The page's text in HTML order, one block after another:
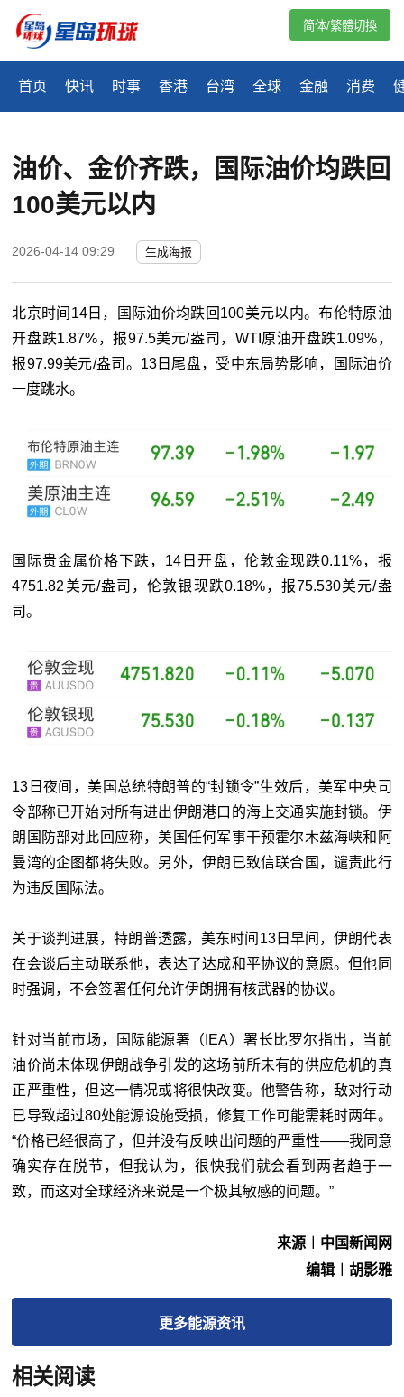
首页 快讯 时事 香港 台湾 全球 金融 消费
简体/繁體切換
油价、金价齐跌，国际油价均跌回
100美元以内
2026-04-14 09:29 生成海报
北京时间14日，国际油价均跌回100美元以内。布伦特原油
开盘跌1.87%，报97.5美元/盎司，WTI原油开盘跌1.09%，
报97.99美元/盎司。13日尾盘，受中东局势影响，国际油价
一度跳水。
国际贵金属价格下跌，14日开盘，伦敦金现跌0.11%，报
4751.82美元/盎司，伦敦银现跌0.18%，报75.530美元/盎
司。
13日夜间，美国总统特朗普的“封锁令”生效后，美军中央司
令部称已开始对所有进出伊朗港口的海上交通实施封锁。伊
朗国防部对此回应称，美国任何军事干预霍尔木兹海峡和阿
曼湾的企图都将失败。另外，伊朗已致信联合国，谴责此行
为违反国际法。
关于谈判进展，特朗普透露，美东时间13日早间，伊朗代表
在会谈后主动联系他，表达了达成和平协议的意愿。但他同
时强调，不会签署任何允许伊朗拥有核武器的协议。
针对当前市场，国际能源署（IEA）署长比罗尔指出，当前
油价尚未体现伊朗战争引发的这场前所未有的供应危机的真
正严重性，但这一情况或将很快改变。他警告称，敌对行动
已导致超过80处能源设施受损，修复工作可能需耗时两年。
“价格已经很高了，但并没有反映出问题的严重性——我同意
确实存在脱节，但我认为，很快我们就会看到两者趋于一
致，而这对全球经济来说是一个极其敏感的问题。”
来源︱中国新闻网
编辑︱胡影雅
更多能源资讯
相关阅读